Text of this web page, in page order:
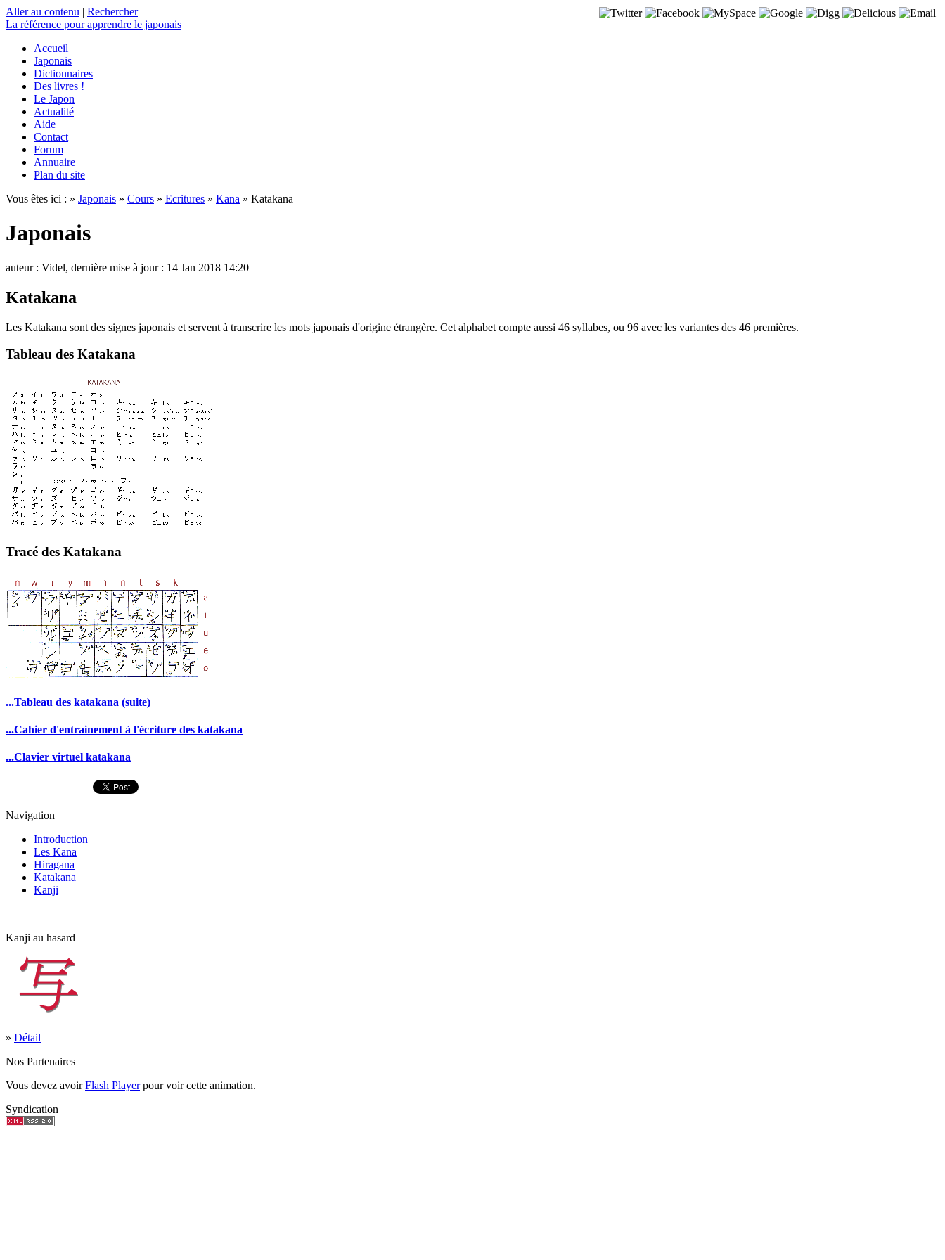
Aller au contenu | Rechercher
La référence pour apprendre le japonais
Accueil
Japonais
Dictionnaires
Des livres !
Le Japon
Actualité
Aide
Contact
Forum
Annuaire
Plan du site
Vous êtes ici : » Japonais » Cours » Ecritures » Kana » Katakana
Japonais
auteur : Videl, dernière mise à jour : 14 Jan 2018 14:20
Katakana
Les Katakana sont des signes japonais et servent à transcrire les mots japonais d'origine étrangère. Cet alphabet compte aussi 46 syllabes, ou 96 avec les variantes des 46 premières.
Tableau des Katakana
Tracé des Katakana
...Tableau des katakana (suite)
...Cahier d'entrainement à l'écriture des katakana
...Clavier virtuel katakana
Navigation
Introduction
Les Kana
Hiragana
Katakana
Kanji
Kanji au hasard
» Détail
Nos Partenaires
Vous devez avoirFlash Playerpour voir cette animation.
Syndication